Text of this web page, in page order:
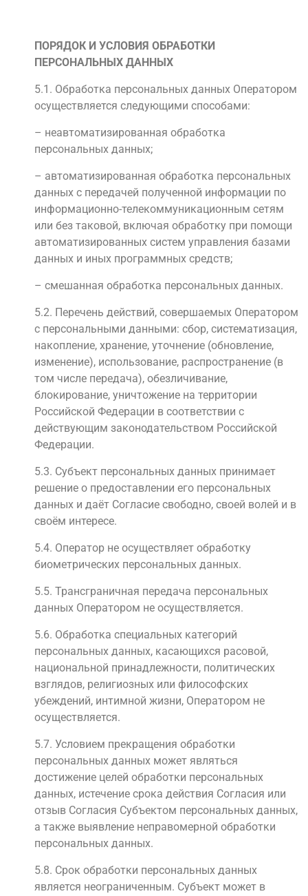
ПОРЯДОК И УСЛОВИЯ ОБРАБОТКИ
ПЕРСОНАЛЬНЫХ ДАННЫХ
5.1. Обработка персональных данных Оператором
осуществляется следующими способами:
– неавтоматизированная обработка
персональных данных;
– автоматизированная обработка персональных
данных с передачей полученной информации по
информационно-телекоммуникационным сетям
или без таковой, включая обработку при помощи
автоматизированных систем управления базами
данных и иных программных средств;
– смешанная обработка персональных данных.
5.2. Перечень действий, совершаемых Оператором
с персональными данными: сбор, систематизация,
накопление, хранение, уточнение (обновление,
изменение), использование, распространение (в
том числе передача), обезличивание,
блокирование, уничтожение на территории
Российской Федерации в соответствии с
действующим законодательством Российской
Федерации.
5.3. Субъект персональных данных принимает
решение о предоставлении его персональных
данных и даёт Согласие свободно, своей волей и в
своём интересе.
5.4. Оператор не осуществляет обработку
биометрических персональных данных.
5.5. Трансграничная передача персональных
данных Оператором не осуществляется.
5.6. Обработка специальных категорий
персональных данных, касающихся расовой,
национальной принадлежности, политических
взглядов, религиозных или философских
убеждений, интимной жизни, Оператором не
осуществляется.
5.7. Условием прекращения обработки
персональных данных может являться
достижение целей обработки персональных
данных, истечение срока действия Согласия или
отзыв Согласия Субъектом персональных данных,
а также выявление неправомерной обработки
персональных данных.
5.8. Срок обработки персональных данных
является неограниченным. Субъект может в